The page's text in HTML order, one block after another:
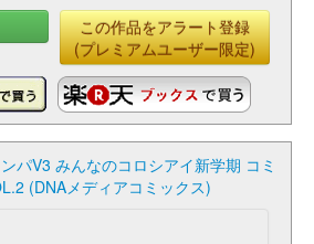
この作品をアラート登録
(プレミアムユーザー限定)
パV3 みんなのコロシアイ新学期 コミ
(DNAメディアコミックス)